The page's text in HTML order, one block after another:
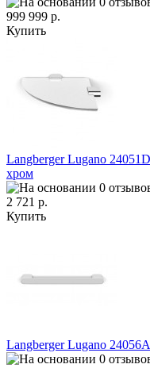
999 999 р.
Купить
Langberger Lugano
хром
2 721 р.
Купить
Langberger Lugano